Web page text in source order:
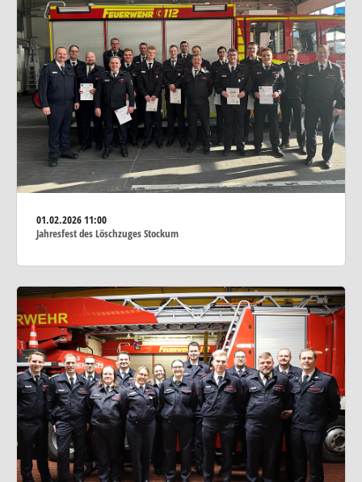
01.02.202611:00
Jahresfest des Löschzuges Stockum